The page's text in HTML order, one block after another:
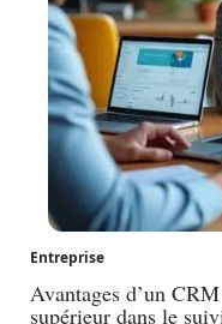
Entreprise
Avantages d’un
supérieur dans le